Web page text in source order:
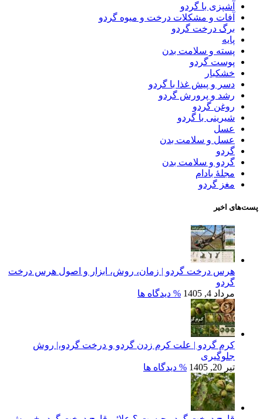
آشپزی با گردو
آفات و مشکلات درخت و میوه گردو
برگ درخت گردو
پایه
پسته و سلامت بدن
پوست گردو
خشکبار
دسر و پیش غذا با گردو
رشد و پرورش گردو
روغن گردو
شیرینی با گردو
عسل
عسل و سلامت بدن
گردو
گردو و سلامت بدن
مجلۀ بادام
مغز گردو
پست‌های اخیر
هرس درخت گردو | زمان، روش، ابزار و اصول هرس درخت
گردو
مرداد 4, 1405
% دیدگاه ها
کرم گردو | علت کرم زدن گردو و درخت گردو،| روش
جلوگیری
تیر 20, 1405
% دیدگاه ها